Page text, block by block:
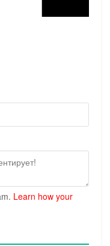
Learn how your